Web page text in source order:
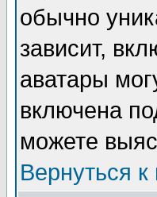
обычно
зависит,
аватары
включена
можете
Вернуться к